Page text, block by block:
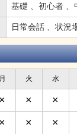
基礎 、初心者 、
日常会話 、状況
月 火 水
× × ×
× × ×